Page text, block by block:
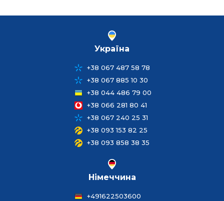
Україна
+38 067 487 58 78
+38 067 885 10 30
+38 044 486 79 00
+38 066 281 80 41
+38 067 240 25 31
+38 093 153 82 25
+38 093 858 38 35
Німеччина
+491622503600